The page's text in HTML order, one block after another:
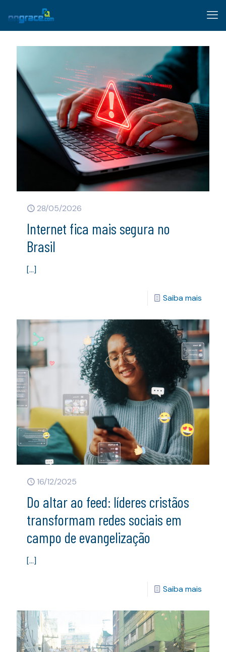
28/05/2026
Internet fica mais segura no
Brasil
[…]
Saiba mais
16/12/2025
Do altar ao feed: líderes cristãos
transformam redes sociais em
campo de evangelização
[…]
Saiba mais